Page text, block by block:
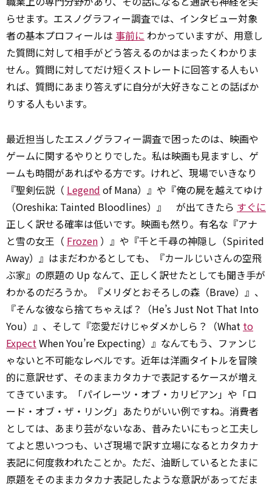
らせます。エスノグラフィー調査では、インタビュー対象
者の基本プロフィールは 事前に わかっていますが、用意し
た質問に対して相手がどう答えるのかはまったくわかりま
せん。質問に対してだけ短くストレートに回答する人もい
れば、質問にあまり答えずに自分が大好きなことの話ばか
りする人もいます。
最近担当したエスノグラフィー調査で困ったのは、映画や
ゲームに関するやりとりでした。私は映画も見ますし、ゲ
ームも時間があればやる方です。けれど、現場でいきなり
『聖剣伝説（ Legend of Mana）』や『俺の屍を越えてゆけ
（Oreshika: Tainted Bloodlines）』 が出てきたら すぐに
正しく訳せる確率は低いです。映画も然り。有名な『アナ
と雪の女王（ Frozen ）』や『千と千尋の神隠し（Spirited
Away）』はまだわかるとしても、『カールじいさんの空飛
ぶ家』の原題の Up なんて、正しく訳せたとしても聞き手が
わかるのだろうか。『メリダとおそろしの森（Brave）』、
『そんな彼なら捨てちゃえば？（He’s Just Not That Into
You）』、そして『恋愛だけじゃダメかしら？（What to
ExpectWhen You’re Expecting）』なんてもう、ファンじ
ゃないと不可能なレベルです。近年は洋画タイトルを冒険
的に意訳せず、そのままカタカナで表記するケースが増え
てきています。「パイレーツ・オブ・カリビアン」や「ロ
ード・オブ・ザ・リング」あたりがいい例ですね。消費者
としては、あまり芸がないなあ、昔みたいにもっと工夫し
てよと思いつつも、いざ現場で訳す立場になるとカタカナ
表記に何度救われたことか。ただ、油断しているとたまに
原題をそのままカタカナ表記したような意訳があってだま